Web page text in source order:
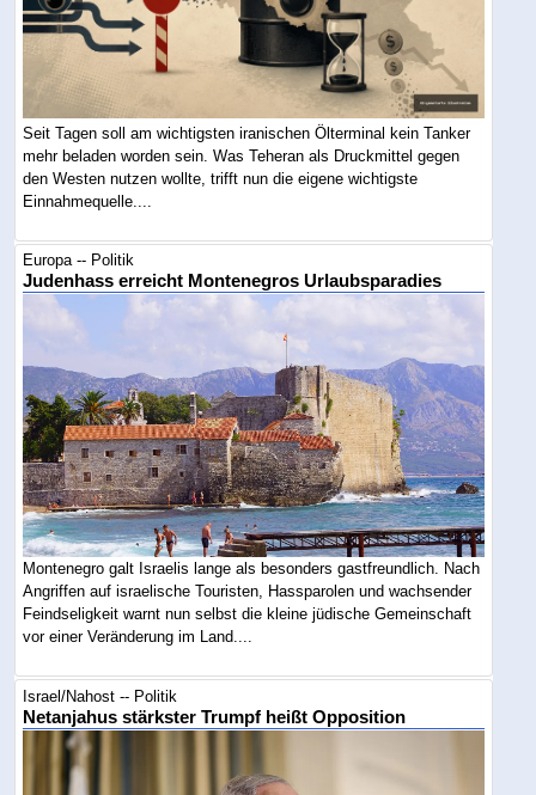
Seit Tagen soll am wichtigsten iranischen Ölterminal kein Tanker
mehr beladen worden sein. Was Teheran als Druckmittel gegen
den Westen nutzen wollte, trifft nun die eigene wichtigste
Einnahmequelle....
Europa -- Politik
Judenhass erreicht Montenegros Urlaubsparadies
Montenegro galt Israelis lange als besonders gastfreundlich. Nach
Angriffen auf israelische Touristen, Hassparolen und wachsender
Feindseligkeit warnt nun selbst die kleine jüdische Gemeinschaft
vor einer Veränderung im Land....
Israel/Nahost -- Politik
Netanjahus stärkster Trumpf heißt Opposition